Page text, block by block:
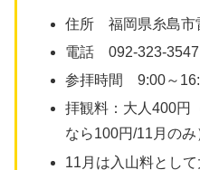
住所 福岡県糸島市
電話 092-323-3547
参拝時間 9:00～
拝観料：大人400円
なら100円/11月の
11月は入山料とし